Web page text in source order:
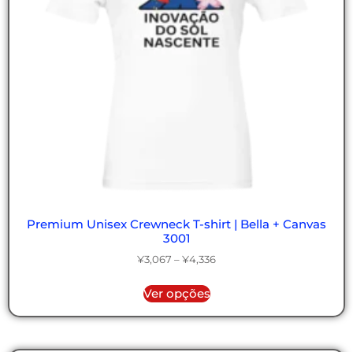
Premium Unisex Crewneck T-shirt | Bella + Canvas
3001
¥3,067 – ¥4,336
Ver opções